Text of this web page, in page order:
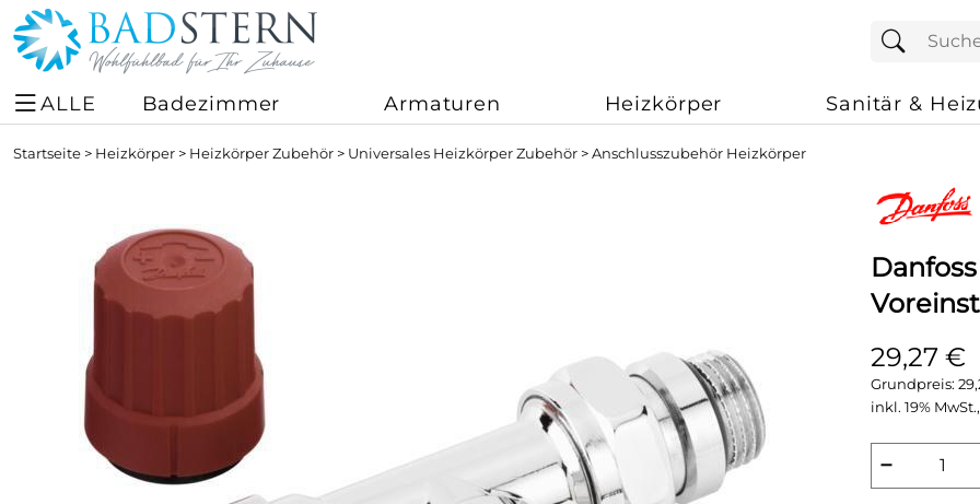
ALLE Badezimmer Armaturen Heizkörper Sanitär &
Startseite > Heizkörper > Heizkörper Zubehör > Universales Heizkörper Zubehör > Anschlusszubehör Heizkörper
29,27 €
Grundpreis:
inkl. 19%
−